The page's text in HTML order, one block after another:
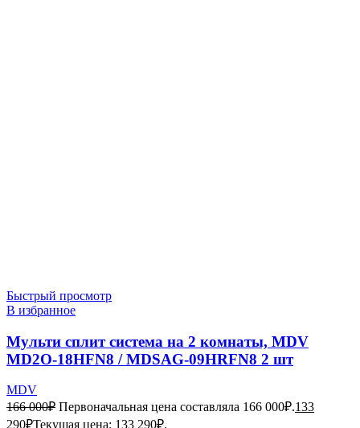
Быстрый просмотр
В избранное
Мульти сплит система на 2 комнаты, MDV
MD2O-18HFN8 / MDSAG-09HRFN8 2 шт
MDV
166 000₽ Первоначальная цена составляла 166 000₽.133
290₽Текущая цена: 133 290₽.